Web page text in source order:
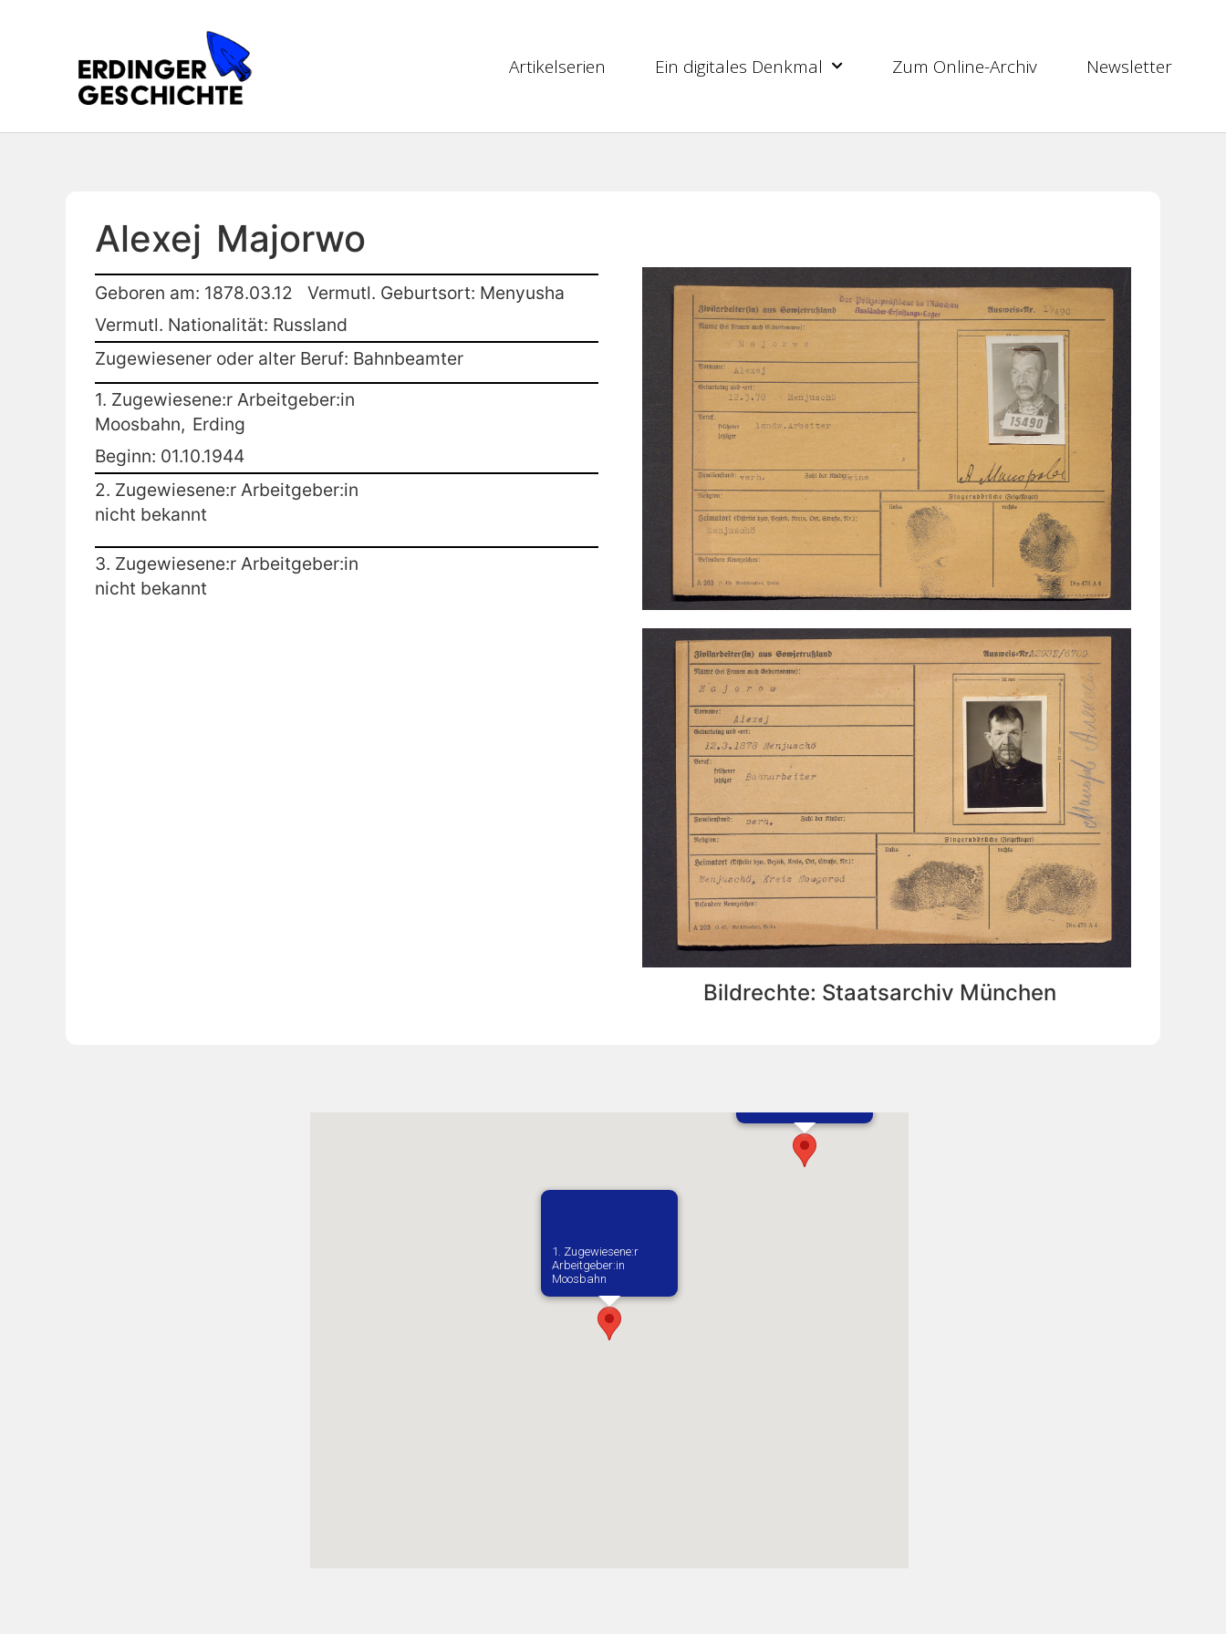
Artikelserien Ein digitales Denkmal Zum Online-Archiv Newsletter
Alexej Majorwo
Geboren am: 1878.03.12
Vermutl. Geburtsort: Menyusha
Vermutl. Nationalität: Russland
Zugewiesener oder alter Beruf: Bahnbeamter
1. Zugewiesene:r Arbeitgeber:in
Moosbahn, Erding
Beginn: 01.10.1944
2. Zugewiesene:r Arbeitgeber:in
nicht bekannt
3. Zugewiesene:r Arbeitgeber:in
nicht bekannt
Bildrechte: Staatsarchiv München
1. Zugewiesene:r
Arbeitgeber:in​
Moosbahn